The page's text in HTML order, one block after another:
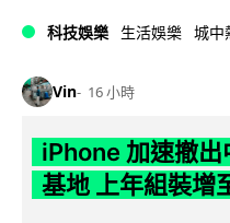
科技娛樂 生活娛樂 城中
Vin 16 小時
iPhone 加速撤出
基地 上年組裝增